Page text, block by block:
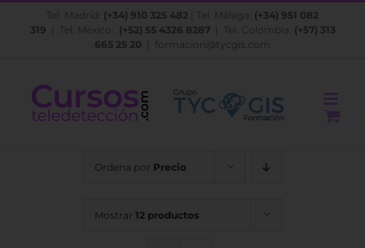
Saltar
Tel. Madrid: (+34) 910 325 482 | Tel. Málaga: (+34) 951 082
319 | Tel. México: (+52) 55 4326 8287| Tel. Colombia: (+57) 313
665 25 20
formacion@tycgis.com
Ordena por Precio
Mostrar 12 productos